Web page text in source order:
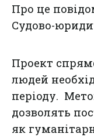
Про це
Судово-
Проект
людей
періоду.
дозволять
як